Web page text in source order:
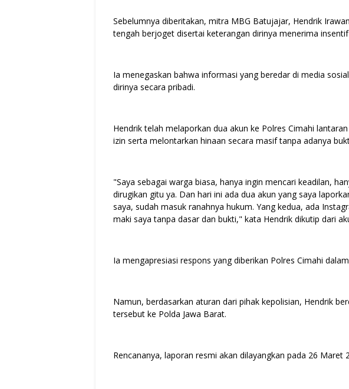
Sebelumnya diberitakan, mitra MBG Batujajar, Hendrik
tengah berjoget disertai keterangan dirinya menerima
Ia menegaskan bahwa informasi yang beredar di media
dirinya secara pribadi.
Hendrik telah melaporkan dua akun ke Polres Cimahi
izin serta melontarkan hinaan secara masif tanpa adanya
"Saya sebagai warga biasa, hanya ingin mencari keadilan,
dirugikan gitu ya. Dan hari ini ada dua akun yang saya
saya, sudah masuk ranahnya hukum. Yang kedua, ada
maki saya tanpa dasar dan bukti," kata Hendrik dikutip dari
Ia mengapresiasi respons yang diberikan Polres Cimahi
Namun, berdasarkan aturan dari pihak kepolisian, Hendrik
tersebut ke Polda Jawa Barat.
Rencananya, laporan resmi akan dilayangkan pada 26 Maret